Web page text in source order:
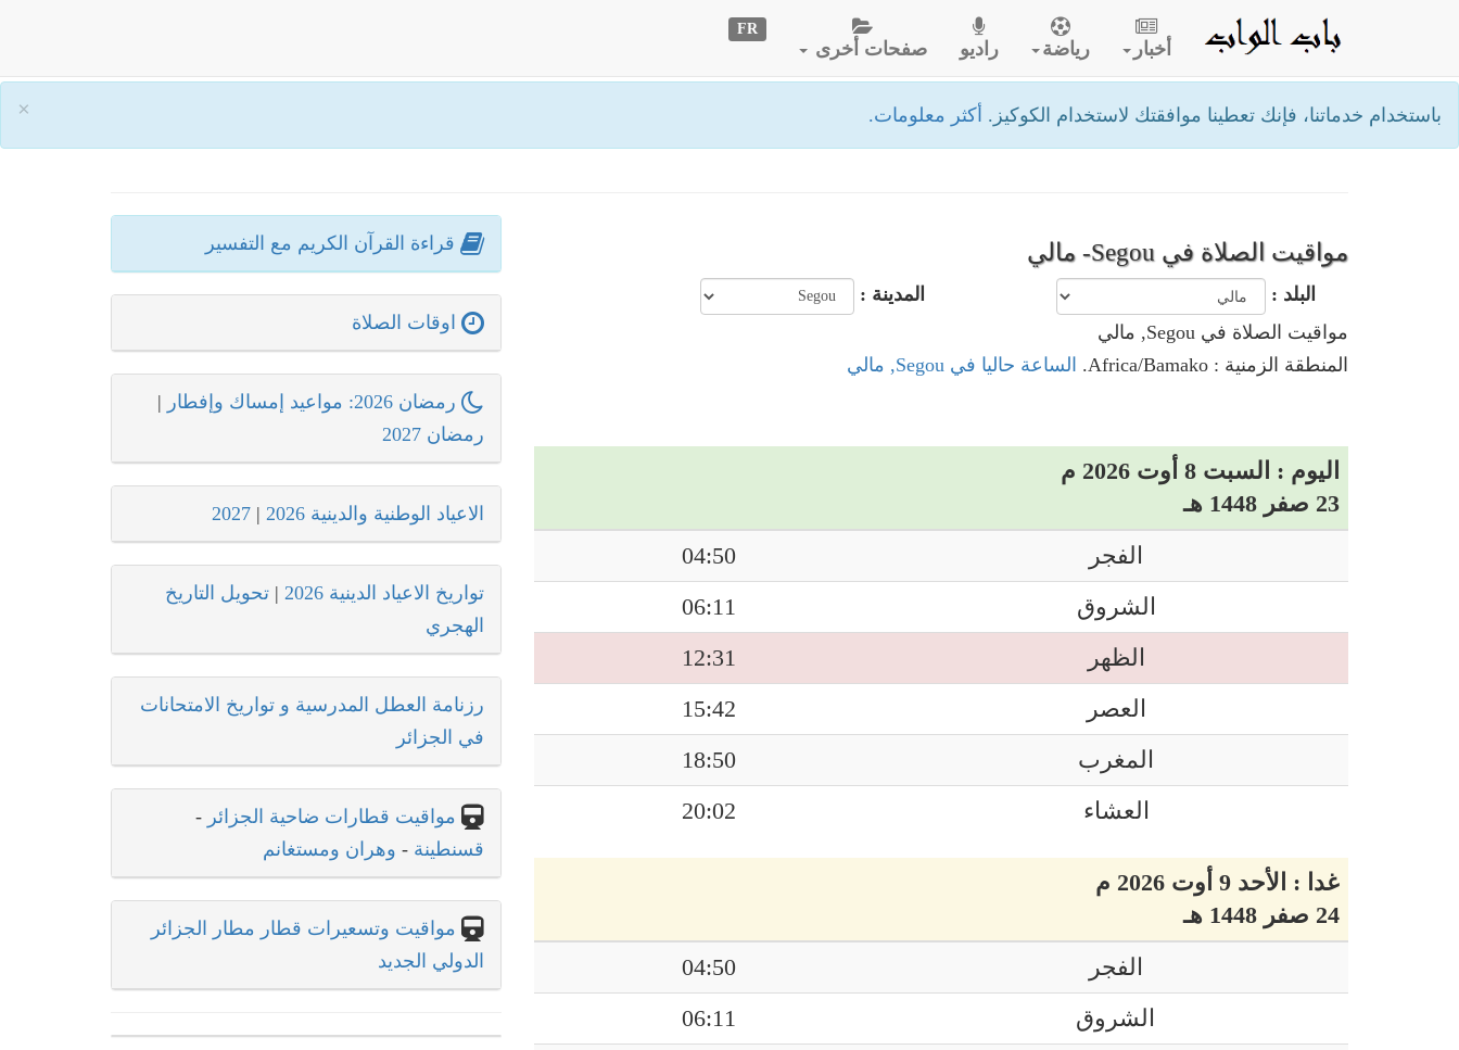
× باستخدام خدماتنا، فإنك تعطينا موافقتك لاستخدام الكوكيز. أكثر معلومات.
أخبار رياضة راديو صفحات أخرى
FR
مواقيت الصلاة في Segou- مالي
البلد :
المدينة :
مواقيت الصلاة في Segou, مالي
المنطقة الزمنية : Africa/Bamako.
الساعة حاليا في Segou, مالي
اليوم : السبت 8 أوت 2026 م
23 صفر 1448 هـ
الفجر
04:50
الشروق
06:11
الظهر
12:31
العصر
15:42
المغرب
18:50
العشاء
20:02
غدا : الأحد 9 أوت 2026 م
24 صفر 1448 هـ
الفجر
04:50
الشروق
06:11
قراءة القرآن الكريم مع التفسير
اوقات الصلاة
رمضان 2026: مواعيد إمساك وإفطار
|
رمضان 2027
الاعياد الوطنية والدينية 2026 |
2027
تواريخ الاعياد الدينية 2026 | تحويل التاريخ
الهجري
رزنامة العطل المدرسية و تواريخ الامتحانات
في الجزائر
مواقيت قطارات ضاحية الجزائر -
قسنطينة - وهران ومستغانم
مواقيت وتسعيرات قطار مطار الجزائر
الدولي الجديد